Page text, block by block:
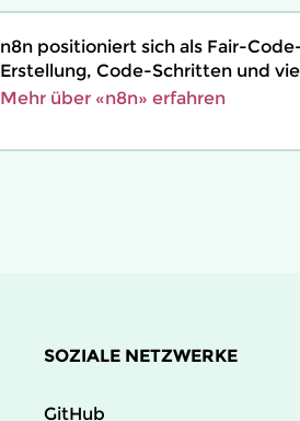
n8n positioniert sich als Fair-
Erstellung, Code-Schritten und
Mehr über «n8n» erfahren
SOZIALE NETZWERKE
GitHub